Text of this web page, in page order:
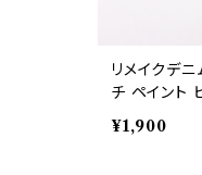
リメイクデニ
チ ペイント
ード内布
¥1,900